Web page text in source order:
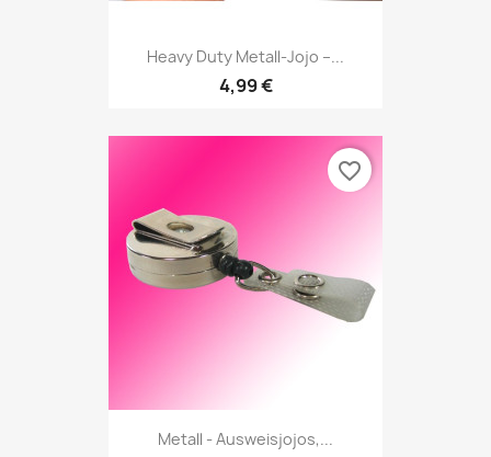
Heavy Duty Metall-Jojo –...
4,99 €
Metall - Ausweisjojos,...
favorite_border